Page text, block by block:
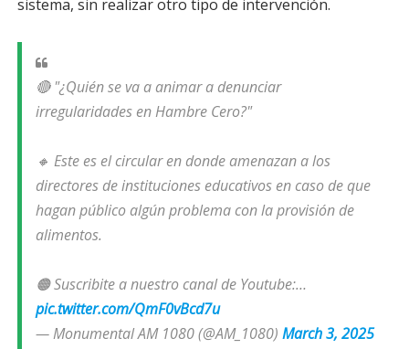
sistema, sin realizar otro tipo de intervención.
🔴 "¿Quién se va a animar a denunciar
irregularidades en Hambre Cero?"
🔸 Este es el circular en donde amenazan a los
directores de instituciones educativos en caso de que
hagan público algún problema con la provisión de
alimentos.
🟠 Suscribite a nuestro canal de Youtube:…
pic.twitter.com/QmF0vBcd7u
— Monumental AM 1080 (@AM_1080) March 3, 2025